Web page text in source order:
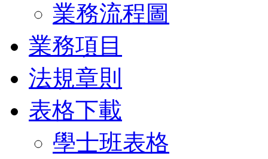
業務流程圖
業務項目
法規章則
表格下載
學士班表格